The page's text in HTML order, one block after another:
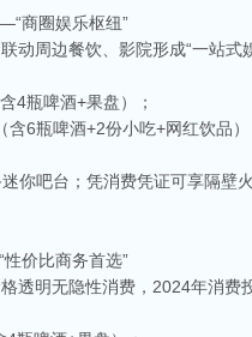
商圈娱乐枢纽”
动周边餐饮、影院形成“一站式
4瓶啤酒+果盘）；
6瓶啤酒+2份小吃+网红饮品
你吧台；凭消费凭证可享隔壁
价比商务首选”
透明无隐性消费，2024年消费